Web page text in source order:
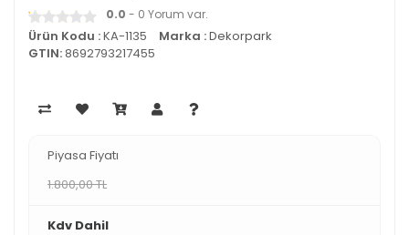
0.0 - 0 Yorum var.
Ürün Kodu :KA-1135 Marka :Dekorpark
GTIN:8692793217455
Piyasa Fiyatı
1.800,00 TL
Kdv Dahil